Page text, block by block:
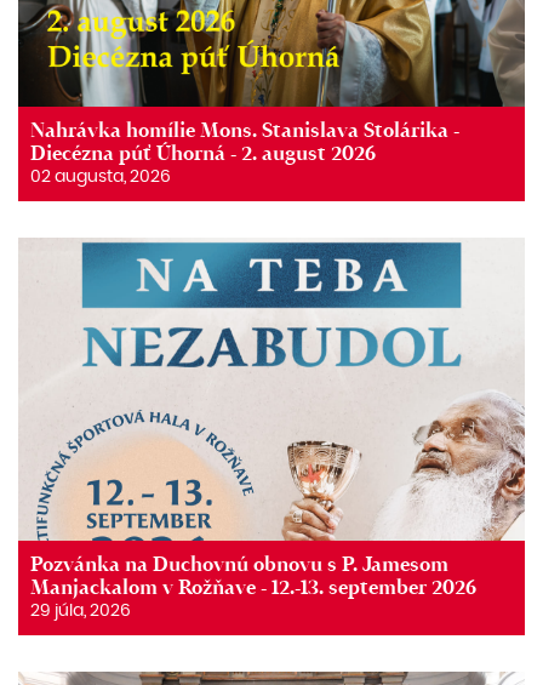
Nahrávka homílie Mons. Stanislava Stolárika -
Diecézna púť Úhorná - 2. august 2026
02 augusta, 2026
Pozvánka na Duchovnú obnovu s P. Jamesom
Manjackalom v Rožňave - 12.-13. september 2026
29 júla, 2026